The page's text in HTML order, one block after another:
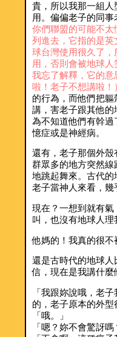
貴，所以我那一組
用。偏偏老子的同事
你們聯盟的可能不
列進去，它指的是英
球台灣使用很久了
用，否則會被地球人
我忘了解釋，它的
啦！老子不想講啦！
的行為，而他們把
講，害老子跟其他的
為不知道他們有幹
憶症或是神經病。
還有，老子那個外殼
群眾多的地方突然
地跳起舞來。古代
老子當神人來看，幾
現在？一想到就有
叫，也沒有地球人理
他媽的！我真的很不
還是古時代的地球
信，現在是我講什麼
「我跟妳說哦，老
的，老子原本的外型
「哦。」
「嗯？妳不會驚訝嗎